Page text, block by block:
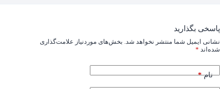
پاسخی بگذارید
نشانی ایمیل شما منتشر نخواهد شد. بخش‌های موردنیاز علامت‌گذاری
شده‌اند *
نام*